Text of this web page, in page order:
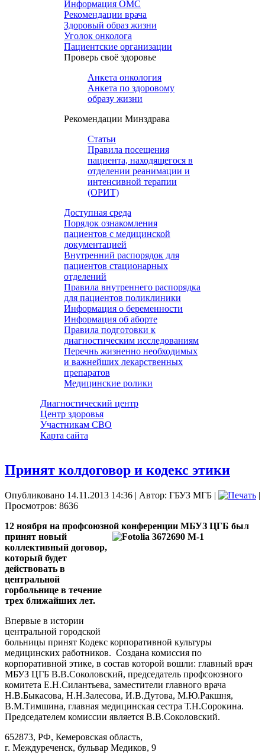
Информация ОМС
Рекомендации врача
Здоровый образ жизни
Уголок онколога
Пациентские организации
Проверь своё здоровье
Анкета онкология
Анкета по здоровому
образу жизни
Рекомендации Минздрава
Статьи
Правила посещения
пациента, находящегося в
отделении реанимации и
интенсивной терапии
(ОРИТ)
Доступная среда
Порядок ознакомления
пациентов с медицинской
документацией
Внутренний распорядок для
пациентов стационарных
отделений
Правила внутреннего распорядка
для пациентов поликлиники
Информация о беременности
Информация об аборте
Правила подготовки к
диагностическим исследованиям
Перечнь жизненно необходимых
и важнейших лекарственных
препаратов
Медицинские ролики
Диагностический центр
Центр здоровья
Участникам СВО
Карта сайта
Принят колдоговор и кодекс этики
Опубликовано 14.11.2013 14:36 | Автор: ГБУЗ МГБ |
|
Просмотров: 8636
12 ноября на профсоюзной конференции МБУЗ ЦГБ был
принят новый
коллективный договор,
который будет
действовать в
центральной
горбольнице в течение
трех ближайших лет.
Впервые в истории
центральной городской
больницы принят Кодекс корпоративной культуры
медицинских работников. Создана комиссия по
корпоративной этике, в состав которой вошли: главный врач
МБУЗ ЦГБ В.В.Соколовский, председатель профсоюзного
комитета Е.Н.Силантьева, заместители главного врача
Н.В.Быкасова, Н.Н.Залесова, И.В.Дутова, М.Ю.Ракшня,
В.М.Тимшина, главная медицинская сестра Т.Н.Сорокина.
Председателем комиссии является В.В.Соколовский.
652873, РФ, Кемеровская область,
г. Междуреченск, бульвар Медиков, 9